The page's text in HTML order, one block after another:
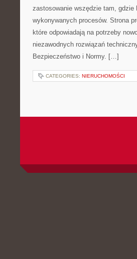
zastosowanie wszędzie tam,
wykonywanych procesów. Strona
które odpowiadają na potrzeby
niezawodnych rozwiązań
Bezpieczeństwo i Normy. […]
CATEGORIES: NIERUCHOMOŚCI